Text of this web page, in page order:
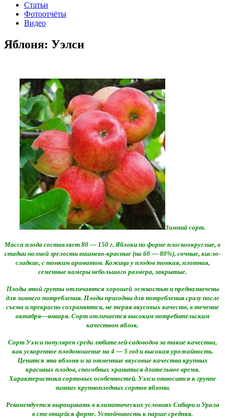
Статьи
Фотоотчёты
Видео
Яблоня: Уэлси
Зимний сорт.
Масса плода составляет 80 — 150 г. Яблоки по форме плоскоокруглые, в
стадии полной зрелости вишнево-красные (на 60 — 80%), сочные, кисло-
сладкие, с тонким ароматом. Кожица у плодов тонкая, плотная,
семенные камеры небольшого размера, закрытые.
Плоды этой группы отличаются хорошей лежкостью и предназначены
для зимнего потребления. Плоды пригодны для потребления сразу после
съема и прекрасно сохраняются, не теряя вкусовых качеств, в течение
октября—января. Сорт отличается высоким потребительским
качеством яблок.
Сорт Уэлси популярен среди любителей-садоводов за такие качества,
как ускоренное плодоношение на 4 — 5 год и высокая урожайность.
Ценится эта яблоня и за отменные вкусовые качества крупных
красивых плодов, способных храниться длительное время.
Характеристика сортовых особенностей. Уэлси относится к группе
зимних крупноплодных сортов яблони.
Рекомендуется выращивать в климатических условиях Сибири и Урала
в стелющейся форме. Устойчивость к парше средняя.